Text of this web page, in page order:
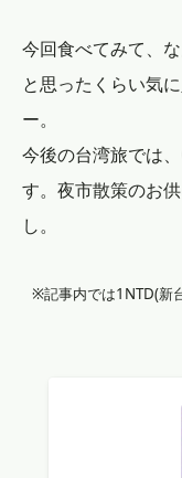
今回食べてみて、
と思ったくらい気
ー。
今後の台湾旅では
す。夜市散策のお
し。
※記事内では1NTD(新